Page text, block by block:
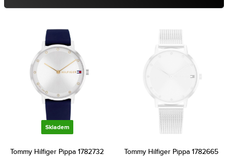
Skladem
Tommy Hilfiger Pippa 1782732 Tommy Hilfiger Pippa 1782665